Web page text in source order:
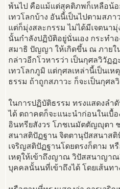
พ้นไป คือแม้แต่สุคติภพก็เหลือน้อ
เทวโลกบ้าง อันนี้เป็นไปตามสภ
แต่ก็มุ่งสละกรรม ไม่ได้มีเจตน
นั้นกำลังปฏิบัติอยู่นั่นเอง กระทำ
สมาธิ ปัญญา ให้เกิดขึ้น ณ ภายใ
กล่าวอีกโวหารว่า เป็นกุศลวิวัฏ
เทวโลกภูมิ แต่กุศลเหล่านี้เป็นเ
ธรรม ถ้าถูกสภาวะ ก็จะเป็นกุศล
ในการปฏิบัติธรรม ทรงแสดงลำ
ได้ ตถาคตก็จะแนะนำก่อนในเบื้
อินทรียสังวร โภชเนมัตตัญญุตา
สนาสติปัฏฐาน จิตตานุปัสสนาส
เจริญสติปัฏฐานโดยตรงก็ตาม ห
เหตุให้เข้าถึงญาณ วิปัสสนาญา
บุคคลนั้นนที่เข้าถึงได้ โดยเส้นท